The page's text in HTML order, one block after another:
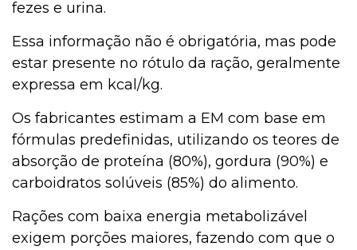
fezes e urina.
Essa informação não é obrigatória, mas pode
estar presente no rótulo da ração, geralmente
expressa em kcal/kg.
Os fabricantes estimam a EM com base em
fórmulas predefinidas, utilizando os teores de
absorção de proteína (80%), gordura (90%) e
carboidratos solúveis (85%) do alimento.
Rações com baixa energia metabolizável
exigem porções maiores, fazendo com que o